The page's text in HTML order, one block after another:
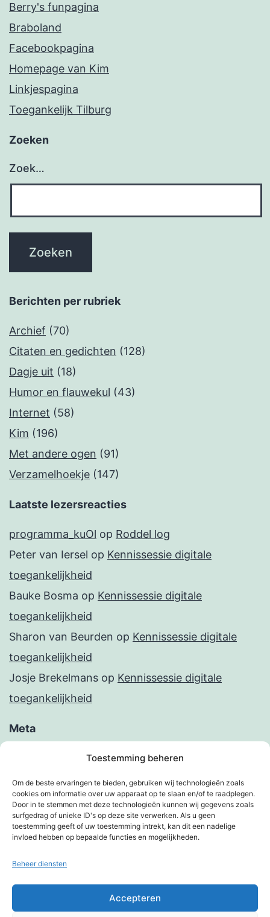
Toestemming beheren
Om de beste ervaringen te bieden, gebruiken wij technologieën zoals
cookies om informatie over uw apparaat op te slaan en/of te raadplegen.
Door in te stemmen met deze technologieën kunnen wij gegevens zoals
surfgedrag of unieke ID's op deze site verwerken. Als u geen
toestemming geeft of uw toestemming intrekt, kan dit een nadelige
invloed hebben op bepaalde functies en mogelijkheden.
Beheer diensten
Accepteren
Berry's funpagina
Braboland
Facebookpagina
Homepage van Kim
Linkjespagina
Toegankelijk Tilburg
Zoeken
Zoek…
Berichten per rubriek
Archief (70)
Citaten en gedichten (128)
Dagje uit (18)
Humor en flauwekul (43)
Internet (58)
Kim (196)
Met andere ogen (91)
Verzamelhoekje (147)
Laatste lezersreacties
programma_kuOl op Roddel log
Peter van Iersel op Kennissessie digitale
toegankelijkheid
Bauke Bosma op Kennissessie digitale
toegankelijkheid
Sharon van Beurden op Kennissessie digitale
toegankelijkheid
Josje Brekelmans op Kennissessie digitale
toegankelijkheid
Meta
Berichten feed
Reacties feed
WordPress.org
KIMBERVIETJES